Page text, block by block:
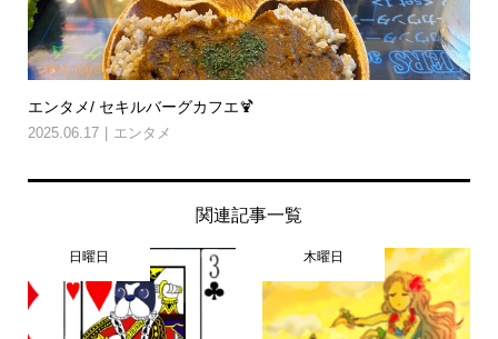
エンタメ/ セキルバーグカフエ🍹
2025.06.17 エンタメ
関連記事一覧
日曜日 木曜日